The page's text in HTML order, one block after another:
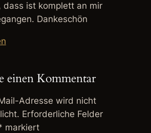
dass ist komplett an mir
Dankeschön
einen Kommentar
Adresse wird nicht
Erforderliche Felder
markiert